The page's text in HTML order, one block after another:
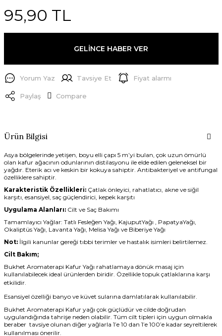
95,90 TL
GELİNCE HABER VER
Yorum Yaz Tavsiye Et Fiyat alarmı
Paylaş Compare
Ürün Bilgisi
Asya bölgelerinde yetişen, boyu elli çapı 5 m’yi bulan, çok uzun ömürlü
olan kafur ağacının odunlarının distilasyonu ile elde edilen geleneksel bir
yağdır. Eterik acı ve keskin bir kokuya sahiptir. Antibakteriyel ve antifungal
özelliklere sahiptir.
Karakteristik Özellikleri:Çatlak önleyici, rahatlatıcı, akne ve siğil
karşıtı, esansiyel, saç güçlendirici, kepek karşıtı
Uygulama Alanları:Cilt ve Saç Bakımı
Tamamlayıcı Yağlar: Tatlı Fesleğen Yağı, KajuputYağı , PapatyaYağı,
Okaliptüs Yağı, Lavanta Yağı, Melisa Yağı ve Biberiye Yağı
Not: İlgili kanunlar gereği tıbbi terimler ve hastalık isimleri belirtilemez.
Cilt Bakım;
Bukhet Aromaterapi Kafur Yağı rahatlamaya dönük masaj için
kullanılabilecek ideal ürünlerden biridir. Özellikle topuk çatlaklarına karşı
etkilidir.
Esansiyel özelliği banyo ve küvet sularına damlatılarak kullanılabilir.
Bukhet Aromaterapi Kafur yağı çok güçlüdür ve cilde doğrudan
uygulandığında tahrişe neden olabilir. Tüm cilt tipleri için uygun olmakla
beraber tavsiye olunan diğer yağlarla 1’e 10 dan 1’e 100’e kadar seyreltilerek
kullanılması önerilir.